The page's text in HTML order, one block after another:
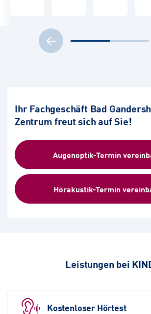
Ihr Fachgeschäft Bad
Zentrum freut sich auf Sie!
Augenoptik-Termin
Hörakustik-Termin
Leistungen bei
Kostenloser Hörtest